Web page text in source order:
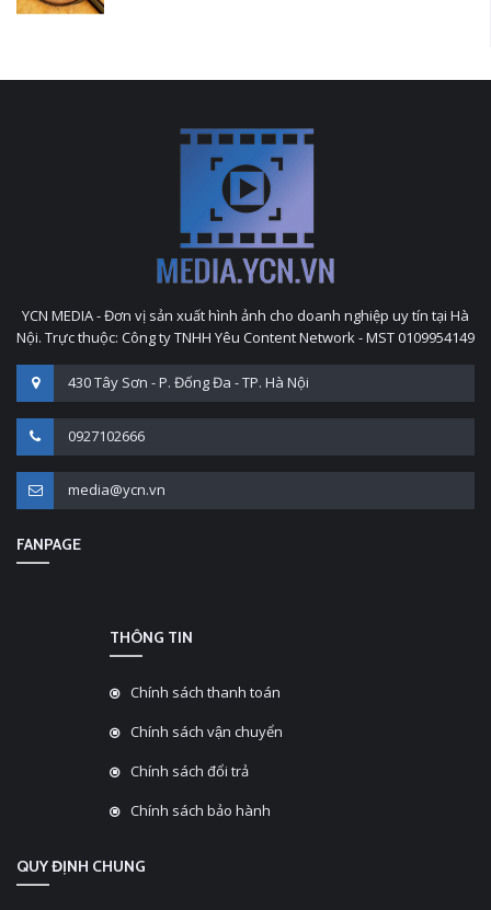
YCN MEDIA - Đơn vị sản xuất hình ảnh cho doanh nghiệp uy tín tại Hà
Nội. Trực thuộc: Công ty TNHH Yêu Content Network - MST 0109954149
430 Tây Sơn - P. Đống Đa - TP. Hà Nội
0927102666
media@ycn.vn
FANPAGE
THÔNG TIN
Chính sách thanh toán
Chính sách vận chuyển
Chính sách đổi trả
Chính sách bảo hành
QUY ĐỊNH CHUNG